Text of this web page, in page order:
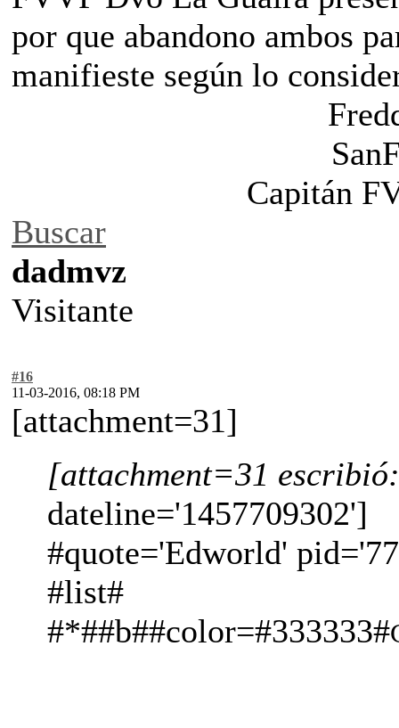
por que abandono ambos
manifieste según lo
Capitán
Buscar
dadmvz
Visitante
#16
11-03-2016, 08:18 PM
[attachment=31]
[attachment=31 escribió:
dateline='1457709302']
#quote='Edworld'
#list#
#*##b##color=#333333#